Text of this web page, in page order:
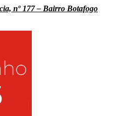
nº 177 – Bairro Botafogo